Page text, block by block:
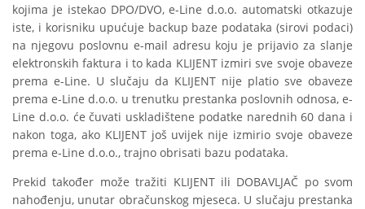
kojima je istekao DPO/DVO, e-Line d.o.o. automatski otkazuje
iste, i korisniku upućuje backup baze podataka (sirovi podaci)
na njegovu poslovnu e-mail adresu koju je prijavio za slanje
elektronskih faktura i to kada KLIJENT izmiri sve svoje obaveze
prema e-Line. U slučaju da KLIJENT nije platio sve obaveze
prema e-Line d.o.o. u trenutku prestanka poslovnih odnosa, e-
Line d.o.o. će čuvati uskladištene podatke narednih 60 dana i
nakon toga, ako KLIJENT još uvijek nije izmirio svoje obaveze
prema e-Line d.o.o., trajno obrisati bazu podataka.
Prekid također može tražiti KLIJENT ili DOBAVLJAČ po svom
nahođenju, unutar obračunskog mjeseca. U slučaju prestanka